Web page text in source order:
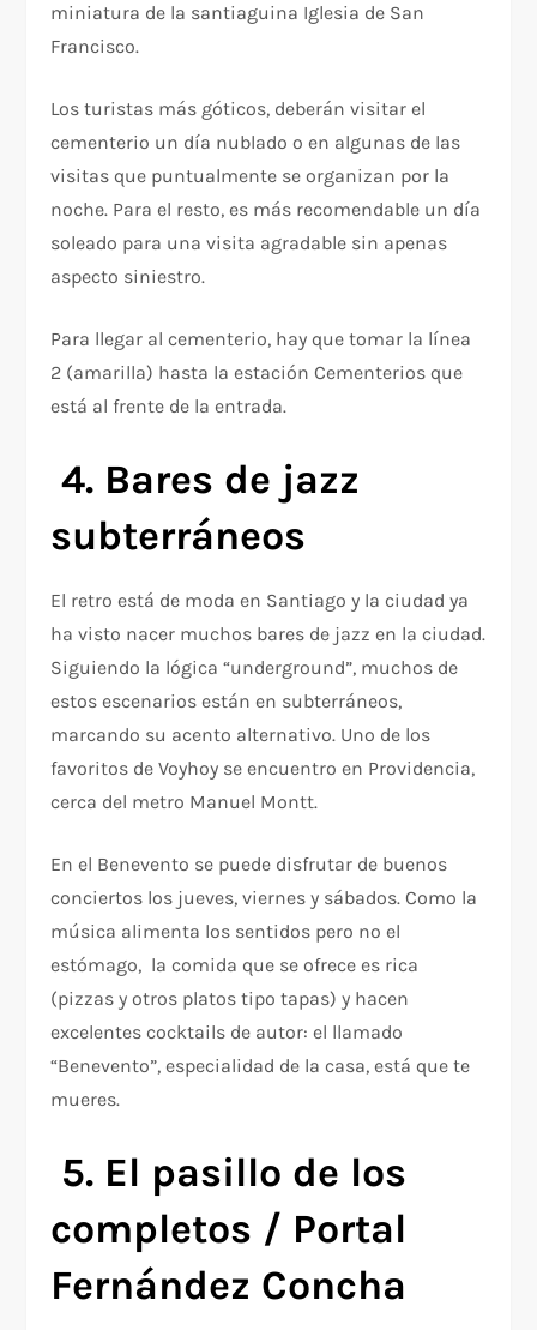
miniatura de la santiaguina Iglesia de San
Francisco.
Los turistas más góticos, deberán visitar el
cementerio un día nublado o en algunas de las
visitas que puntualmente se organizan por la
noche. Para el resto, es más recomendable un día
soleado para una visita agradable sin apenas
aspecto siniestro.
Para llegar al cementerio, hay que tomar la línea
2 (amarilla) hasta la estación Cementerios que
está al frente de la entrada.
4. Bares de jazz
subterráneos
El retro está de moda en Santiago y la ciudad ya
ha visto nacer muchos bares de jazz en la ciudad.
Siguiendo la lógica “underground”, muchos de
estos escenarios están en subterráneos,
marcando su acento alternativo. Uno de los
favoritos de Voyhoy se encuentro en Providencia,
cerca del metro Manuel Montt.
En el Benevento se puede disfrutar de buenos
conciertos los jueves, viernes y sábados. Como la
música alimenta los sentidos pero no el
estómago, la comida que se ofrece es rica
(pizzas y otros platos tipo tapas) y hacen
excelentes cocktails de autor: el llamado
“Benevento”, especialidad de la casa, está que te
mueres.
5. El pasillo de los
completos / Portal
Fernández Concha